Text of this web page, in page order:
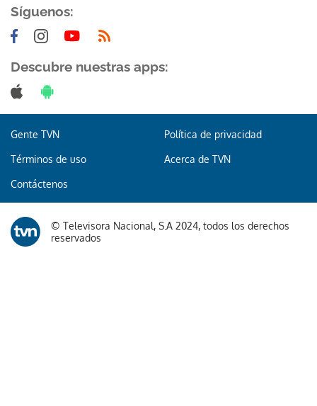
Síguenos:
Descubre nuestras apps:
Gente TVN Política de privacidad
Términos de uso Acerca de TVN
Contáctenos
© Televisora Nacional, S.A 2024, todos los derechos
reservados